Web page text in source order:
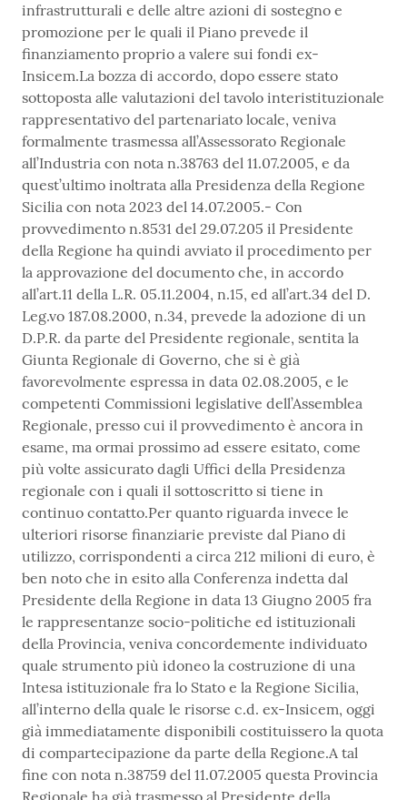
infrastrutturali e delle altre azioni di sostegno e
promozione per le quali il Piano prevede il
finanziamento proprio a valere sui fondi ex-
Insicem.La bozza di accordo, dopo essere stato
sottoposta alle valutazioni del tavolo interistituzionale
rappresentativo del partenariato locale, veniva
formalmente trasmessa all’Assessorato Regionale
all’Industria con nota n.38763 del 11.07.2005, e da
quest’ultimo inoltrata alla Presidenza della Regione
Sicilia con nota 2023 del 14.07.2005.- Con
provvedimento n.8531 del 29.07.205 il Presidente
della Regione ha quindi avviato il procedimento per
la approvazione del documento che, in accordo
all’art.11 della L.R. 05.11.2004, n.15, ed all’art.34 del D.
Leg.vo 187.08.2000, n.34, prevede la adozione di un
D.P.R. da parte del Presidente regionale, sentita la
Giunta Regionale di Governo, che si è già
favorevolmente espressa in data 02.08.2005, e le
competenti Commissioni legislative dell’Assemblea
Regionale, presso cui il provvedimento è ancora in
esame, ma ormai prossimo ad essere esitato, come
più volte assicurato dagli Uffici della Presidenza
regionale con i quali il sottoscritto si tiene in
continuo contatto.Per quanto riguarda invece le
ulteriori risorse finanziarie previste dal Piano di
utilizzo, corrispondenti a circa 212 milioni di euro, è
ben noto che in esito alla Conferenza indetta dal
Presidente della Regione in data 13 Giugno 2005 fra
le rappresentanze socio-politiche ed istituzionali
della Provincia, veniva concordemente individuato
quale strumento più idoneo la costruzione di una
Intesa istituzionale fra lo Stato e la Regione Sicilia,
all’interno della quale le risorse c.d. ex-Insicem, oggi
già immediatamente disponibili costituissero la quota
di compartecipazione da parte della Regione.A tal
fine con nota n.38759 del 11.07.2005 questa Provincia
Regionale ha già trasmesso al Presidente della